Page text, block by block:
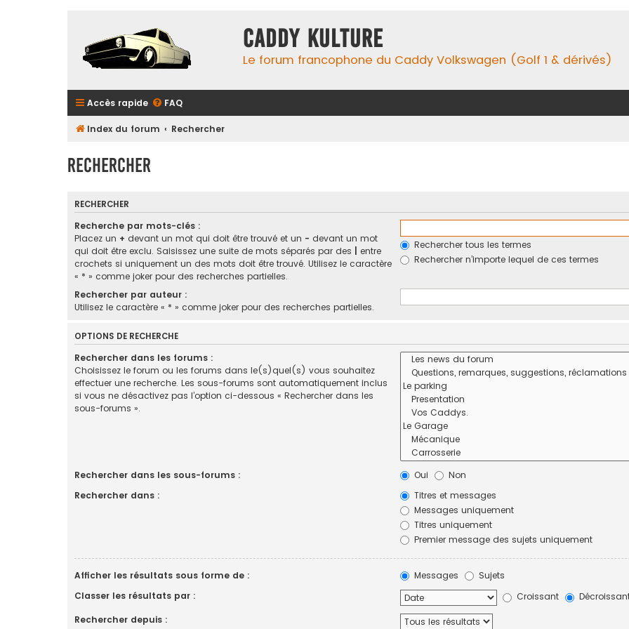
Caddy Kulture
Le forum francophone du Caddy Volkswagen (Golf 1 & dérivés)
Accès rapide FAQ
Index du forum Rechercher
Rechercher
RECHERCHER
Recherche par mots-clés :
Placez un + devant un mot qui doit être trouvé et un - devant un mot
qui doit être exclu. Saisissez une suite de mots séparés par des
entre
crochets si uniquement un des mots doit être trouvé. Utilisez le caractère
« * » comme joker pour des recherches partielles.
Rechercher tous les termes
Rechercher n’importe lequel de ces termes
Rechercher par auteur :
Utilisez le caractère « * » comme joker pour des recherches partielles.
OPTIONS DE RECHERCHE
Rechercher dans les forums :
Choisissez le forum ou les forums dans le(s)quel(s) vous souhaitez
effectuer une recherche. Les sous-forums sont automatiquement inclus
si vous ne désactivez pas l’option ci-dessous « Rechercher dans les
sous-forums ».
Rechercher dans les sous-forums : Oui
Non
Rechercher dans :
Titres et messages
Messages uniquement
Titres uniquement
Premier message des sujets uniquement
Afficher les résultats sous forme de : Messages
Sujets
Classer les résultats par :
Croissant
Rechercher depuis :